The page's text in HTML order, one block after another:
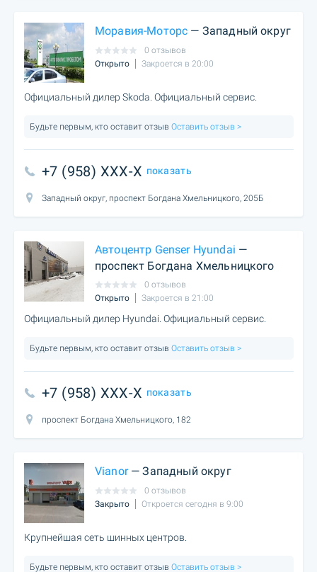
Моравия-Моторс — Западный округ
0 отзывов
Открыто
Закроется в 20:00
Официальный дилер Skoda. Официальный сервис.
Будьте первым, кто оставит отзыв Оставить отзыв >
+7 (958) XXX-X показать
Западный округ, проспект Богдана Хмельницкого, 205Б
Автоцентр Genser Hyundai —
проспект Богдана Хмельницкого
0 отзывов
Открыто
Закроется в 21:00
Официальный дилер Hyundai. Официальный сервис.
Будьте первым, кто оставит отзыв Оставить отзыв >
+7 (958) XXX-X показать
проспект Богдана Хмельницкого, 182
Vianor— Западный округ
0 отзывов
Закрыто
Откроется сегодня в 9:00
Крупнейшая сеть шинных центров.
Будьте первым, кто оставит отзыв Оставить отзыв >